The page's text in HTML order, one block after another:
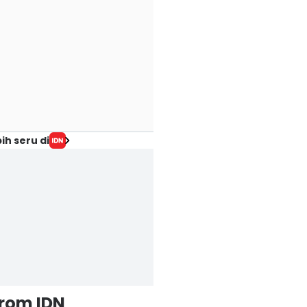
seru di